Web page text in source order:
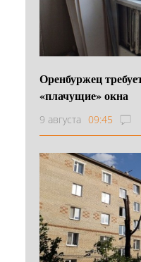
Оренбуржец
«плачущие» окна
9 августа 09:45